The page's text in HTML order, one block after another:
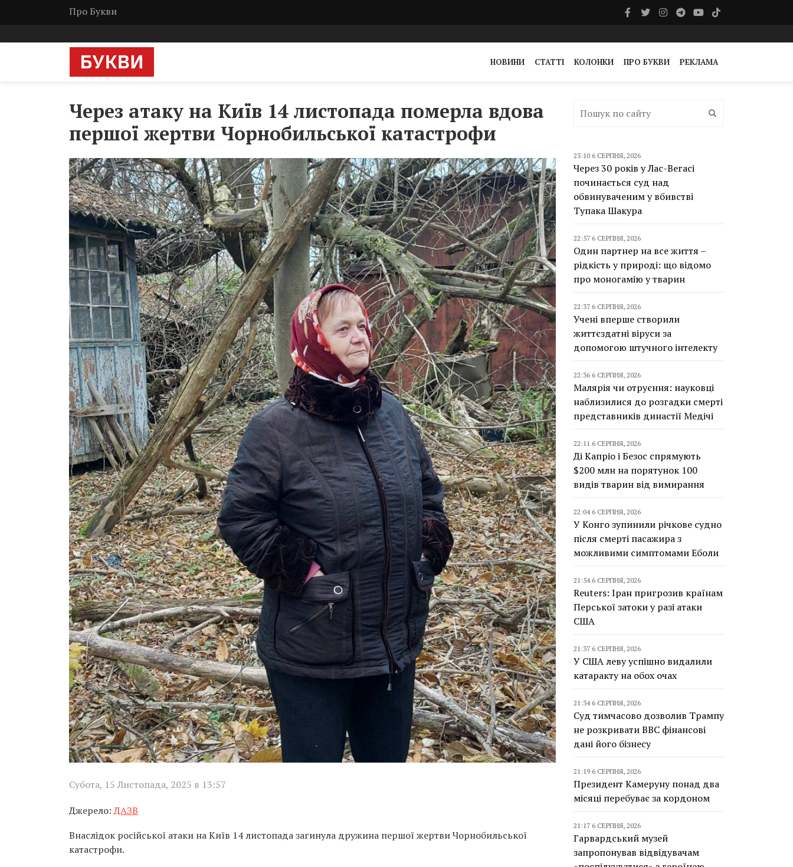
Про Букви
НОВИНИ СТАТТІ КОЛОНКИ ПРО БУКВИ РЕКЛАМА
Через атаку на Київ 14 листопада померла вдова
першої жертви Чорнобильської катастрофи
Субота, 15 Листопада, 2025 в 13:57
Джерело:ДАЗВ
Внаслідок російської атаки на Київ 14 листопада загинула дружина першої жертви Чорнобильської
катастрофи.
23:10 6 СЕРПНЯ, 2026
Через 30 років у Лас-Вегасі
починається суд над
обвинуваченим у вбивстві
Тупака Шакура
22:57 6 СЕРПНЯ, 2026
Один партнер на все життя –
рідкість у природі: що відомо
про моногамію у тварин
22:37 6 СЕРПНЯ, 2026
Учені вперше створили
життєздатні віруси за
допомогою штучного інтелекту
22:36 6 СЕРПНЯ, 2026
Малярія чи отруєння: науковці
наблизилися до розгадки смерті
представників династії Медічі
22:11 6 СЕРПНЯ, 2026
Ді Капріо і Безос спрямують
$200 млн на порятунок 100
видів тварин від вимирання
22:04 6 СЕРПНЯ, 2026
У Конго зупинили річкове судно
після смерті пасажира з
можливими симптомами Еболи
21:54 6 СЕРПНЯ, 2026
Reuters: Іран пригрозив країнам
Перської затоки у разі атаки
США
21:37 6 СЕРПНЯ, 2026
У США леву успішно видалили
катаракту на обох очах
21:34 6 СЕРПНЯ, 2026
Суд тимчасово дозволив Трампу
не розкривати BBC фінансові
дані його бізнесу
21:19 6 СЕРПНЯ, 2026
Президент Камеруну понад два
місяці перебуває за кордоном
21:17 6 СЕРПНЯ, 2026
Гарвардський музей
запропонував відвідувачам